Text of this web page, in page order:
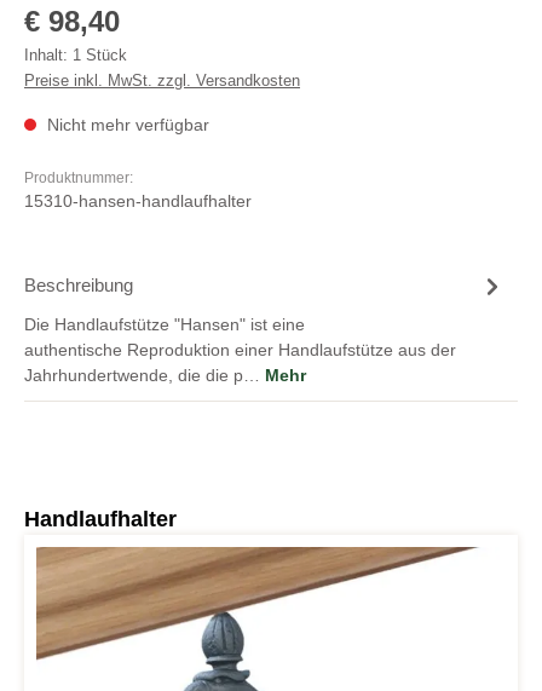
Regulärer Preis:
€ 98,40
Inhalt: 1 Stück
Preise inkl. MwSt. zzgl. Versandkosten
Nicht mehr verfügbar
Produktnummer:
15310-hansen-handlaufhalter
Beschreibung
Die Handlaufstütze "Hansen" ist eine
authentische Reproduktion einer Handlaufstütze aus der
Jahrhundertwende, die die p… Mehr
Produktgalerie überspringen
Handlaufhalter